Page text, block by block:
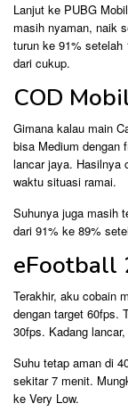
Lanjut ke PUBG
masih nyaman, naik
turun ke 91%
dari cukup.
COD
Gimana kalau main
bisa Medium dengan
lancar jaya. Hasilnya
waktu situasi ramai.
Suhunya juga masih
dari 91% ke 89%
eFootball
Terakhir, aku cobain
dengan target 60fps.
30fps. Kadang
Suhu tetap aman di
sekitar 7 menit.
ke Very Low.